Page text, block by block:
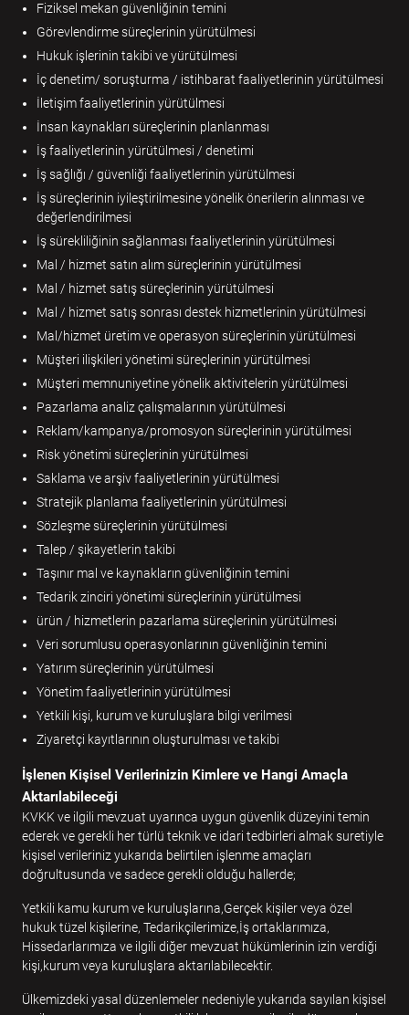
Fiziksel mekan güvenliğinin temini
Görevlendirme süreçlerinin yürütülmesi
Hukuk işlerinin takibi ve yürütülmesi
İç denetim/ soruşturma / istihbarat faaliyetlerinin yürütülmesi
İletişim faaliyetlerinin yürütülmesi
İnsan kaynakları süreçlerinin planlanması
İş faaliyetlerinin yürütülmesi / denetimi
İş sağlığı / güvenliği faaliyetlerinin yürütülmesi
İş süreçlerinin iyileştirilmesine yönelik önerilerin alınması ve
değerlendirilmesi
İş sürekliliğinin sağlanması faaliyetlerinin yürütülmesi
Mal / hizmet satın alım süreçlerinin yürütülmesi
Mal / hizmet satış süreçlerinin yürütülmesi
Mal / hizmet satış sonrası destek hizmetlerinin yürütülmesi
Mal/hizmet üretim ve operasyon süreçlerinin yürütülmesi
Müşteri ilişkileri yönetimi süreçlerinin yürütülmesi
Müşteri memnuniyetine yönelik aktivitelerin yürütülmesi
Pazarlama analiz çalışmalarının yürütülmesi
Reklam/kampanya/promosyon süreçlerinin yürütülmesi
Risk yönetimi süreçlerinin yürütülmesi
Saklama ve arşiv faaliyetlerinin yürütülmesi
Stratejik planlama faaliyetlerinin yürütülmesi
Sözleşme süreçlerinin yürütülmesi
Talep / şikayetlerin takibi
Taşınır mal ve kaynakların güvenliğinin temini
Tedarik zinciri yönetimi süreçlerinin yürütülmesi
ürün / hizmetlerin pazarlama süreçlerinin yürütülmesi
Veri sorumlusu operasyonlarının güvenliğinin temini
Yatırım süreçlerinin yürütülmesi
Yönetim faaliyetlerinin yürütülmesi
Yetkili kişi, kurum ve kuruluşlara bilgi verilmesi
Ziyaretçi kayıtlarının oluşturulması ve takibi
İşlenen Kişisel Verilerinizin Kimlere ve Hangi Amaçla
Aktarılabileceği
KVKK ve ilgili mevzuat uyarınca uygun güvenlik düzeyini temin
ederek ve gerekli her türlü teknik ve idari tedbirleri almak suretiyle
kişisel verileriniz yukarıda belirtilen işlenme amaçları
doğrultusunda ve sadece gerekli olduğu hallerde;
Yetkili kamu kurum ve kuruluşlarına,Gerçek kişiler veya özel
hukuk tüzel kişilerine, Tedarikçilerimize,İş ortaklarımıza,
Hissedarlarımıza ve ilgili diğer mevzuat hükümlerinin izin verdiği
kişi,kurum veya kuruluşlara aktarılabilecektir.
Ülkemizdeki yasal düzenlemeler nedeniyle yukarıda sayılan kişisel